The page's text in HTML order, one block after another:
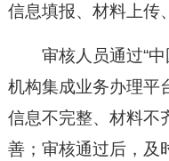
信息填报、材料上传
审核人员通过“
机构集成业务办理平
信息不完整、材料不
善；审核通过后，及